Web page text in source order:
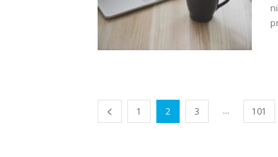
1 2 3 ... 101